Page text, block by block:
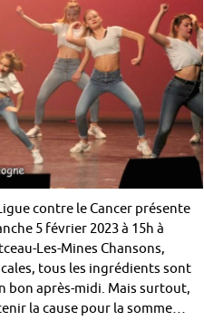
contre le Cancer présente
5 février 2023 à 15h à
Les-Mines Chansons,
tous les ingrédients sont
bon après-midi. Mais surtout,
la cause pour la somme…